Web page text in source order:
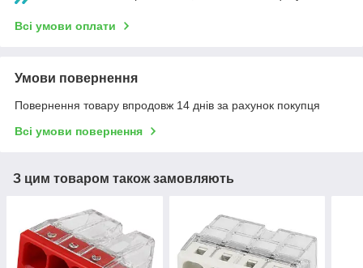
Всі умови оплати
Умови повернення
Повернення товару впродовж 14 днів за рахунок покупця
Всі умови повернення
З цим товаром також замовляють